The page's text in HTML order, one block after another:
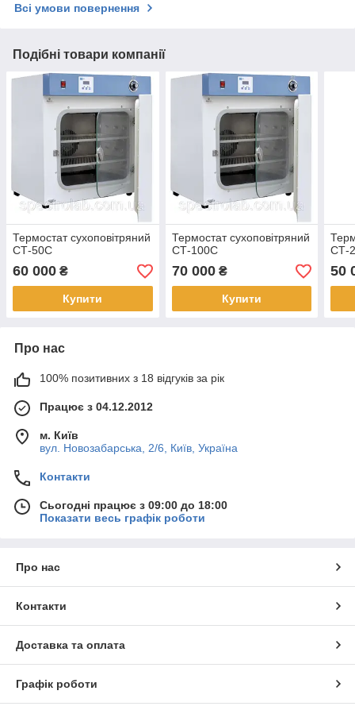
Всі умови повернення
Подібні товари компанії
Термостат сухоповітряний
СТ-50С
60 000 ₴
Купити
Термостат сухоповітряний
СТ-100С
70 000₴
Купити
СТ-
50
Про нас
100% позитивних з 18 відгуків за рік
Працює з 04.12.2012
м. Київ
вул. Новозабарська, 2/6, Київ, Україна
Контакти
Сьогодні працює з 09:00 до 18:00
Показати весь графік роботи
Про нас
Контакти
Доставка та оплата
Графік роботи